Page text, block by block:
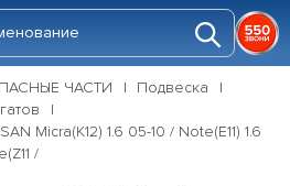
ЧАСТИ
Подвеска
Micra(K12) 1.6 05-10 / Note(E11) 1.6
/